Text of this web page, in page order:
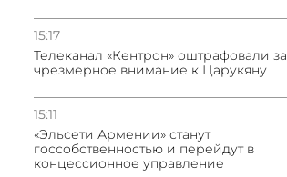
15:17
Телеканал «Кентрон» оштрафовали за
чрезмерное внимание к Царукяну
15:11
«Эльсети Армении» станут
госсобственностью и перейдут в
концессионное управление